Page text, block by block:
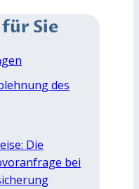
Sie
des
Die
bei